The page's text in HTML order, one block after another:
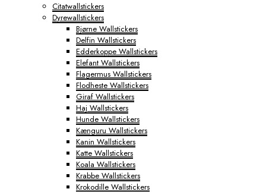
Citatwallstickers
Dyrewallstickers
Bjørne Wallstickers
Delfin Wallstickers
Edderkoppe Wallstickers
Elefant Wallstickers
Flagermus Wallstickers
Flodheste Wallstickers
Giraf Wallstickers
Haj Wallstickers
Hunde Wallstickers
Kænguru Wallstickers
Kanin Wallstickers
Katte Wallstickers
Koala Wallstickers
Krabbe Wallstickers
Krokodille Wallstickers